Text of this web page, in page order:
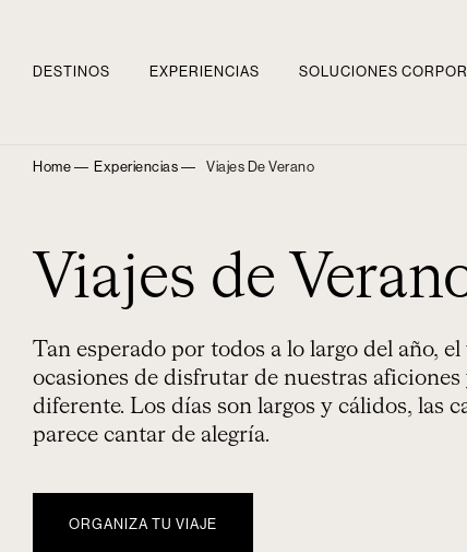
DESTINOS EXPERIENCIAS SOLUCIONES
Home ― Experiencias ― Viajes De Verano
Viajes de
Tan esperado por todos a lo largo del año,
ocasiones de disfrutar de nuestras
diferente. Los días son largos y cálidos, las
parece cantar de alegría.
ORGANIZA TU VIAJE